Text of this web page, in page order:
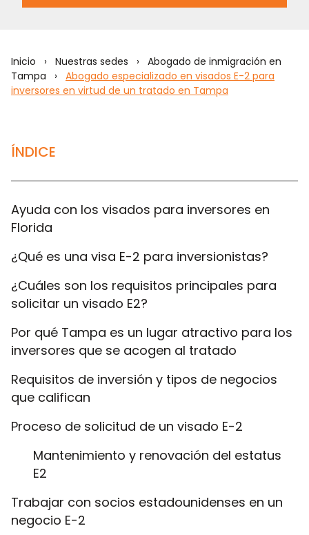
Inicio › Nuestras sedes › Abogado de inmigración en
Tampa
› Abogado especializado en visados E-2 para
inversores en virtud de un tratado en Tampa
ÍNDICE
Ayuda con los visados para inversores en
Florida
¿Qué es una visa E-2 para inversionistas?
¿Cuáles son los requisitos principales para
solicitar un visado E2?
Por qué Tampa es un lugar atractivo para los
inversores que se acogen al tratado
Requisitos de inversión y tipos de negocios
que califican
Proceso de solicitud de un visado E-2
Mantenimiento y renovación del estatus
E2
Trabajar con socios estadounidenses en un
negocio E-2